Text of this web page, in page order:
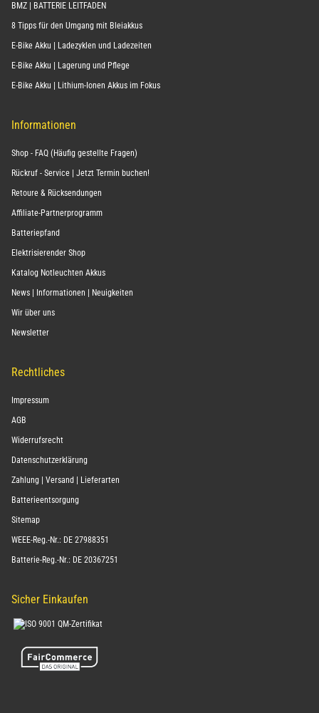
BMZ | BATTERIE LEITFADEN
8 Tipps für den Umgang mit Bleiakkus
E-Bike Akku | Ladezyklen und Ladezeiten
E-Bike Akku | Lagerung und Pflege
E-Bike Akku | Lithium-Ionen Akkus im Fokus
Informationen
Shop - FAQ (Häufig gestellte Fragen)
Rückruf - Service | Jetzt Termin buchen!
Retoure & Rücksendungen
Affiliate-Partnerprogramm
Batteriepfand
Elektrisierender Shop
Katalog Notleuchten Akkus
News | Informationen | Neuigkeiten
Wir über uns
Newsletter
Rechtliches
Impressum
AGB
Widerrufsrecht
Datenschutzerklärung
Zahlung | Versand | Lieferarten
Batterieentsorgung
Sitemap
WEEE-Reg.-Nr.: DE 27988351
Batterie-Reg.-Nr.: DE 20367251
Sicher Einkaufen